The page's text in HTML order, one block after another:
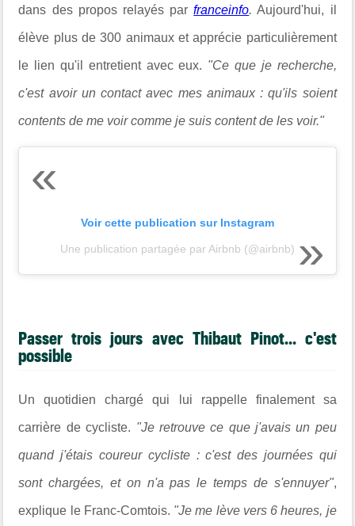
dans des propos relayés parfranceinfo. Aujourd'hui, il
élève plus de 300 animaux et apprécie particulièrement
le lien qu'il entretient avec eux. "Ce que je recherche,
c'est avoir un contact avec mes animaux : qu'ils soient
contents de me voir comme je suis content de les voir."
Voir cette publication sur Instagram
Une publication partagée par Airbnb (@airbnb)
Passer trois jours avec Thibaut Pinot... c'est
possible
Un quotidien chargé qui lui rappelle finalement sa
carrière de cycliste. "Je retrouve ce que j'avais un peu
quand j'étais coureur cycliste : c'est des journées qui
sont chargées, et on n'a pas le temps de s'ennuyer",
explique le Franc-Comtois. "Je me lève vers 6 heures, je